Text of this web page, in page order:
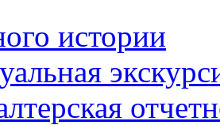
истории